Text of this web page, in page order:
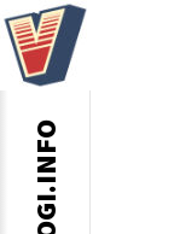
VLOGI.INFO